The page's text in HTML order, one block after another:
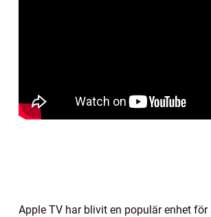
Apple TV har blivit en populär enhet